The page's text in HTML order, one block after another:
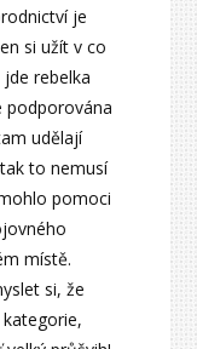
je
si užít v co
rebelka
podporována
udělají
to nemusí
pomoci
místě.
si, že